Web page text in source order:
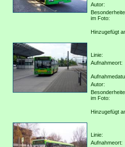
Autor:
im Foto:
Hinzugefügt
Linie:
Aufnahmeort:
Autor:
im Foto:
Hinzugefügt
Linie:
Aufnahmeort: